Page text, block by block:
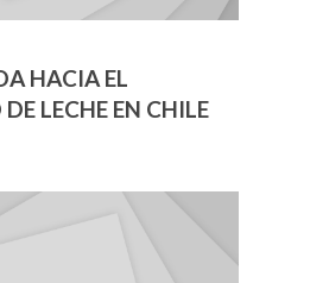
HACIA EL
LECHE EN CHILE